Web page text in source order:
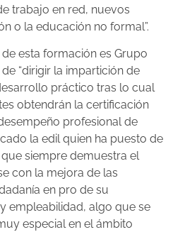
trabajo en red, nuevos
o la educación no formal”.
esta formación es Grupo
“dirigir la impartición de
práctico tras lo cual
obtendrán la certificación
profesional de
la edil quien ha puesto de
siempre demuestra el
con la mejora de las
en pro de su
empleabilidad, algo que se
especial en el ámbito